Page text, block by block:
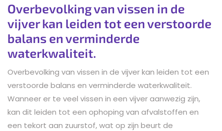
Overbevolking van vissen in de
vijver kan leiden tot een verstoorde
balans en verminderde
waterkwaliteit.
Overbevolking van vissen in de vijver kan leiden tot een
verstoorde balans en verminderde waterkwaliteit.
Wanneer er te veel vissen in een vijver aanwezig zijn,
kan dit leiden tot een ophoping van afvalstoffen en
een tekort aan zuurstof, wat op zijn beurt de